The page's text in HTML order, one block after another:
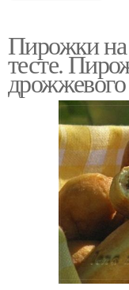
Пирожки
тесте.
дрожжевого